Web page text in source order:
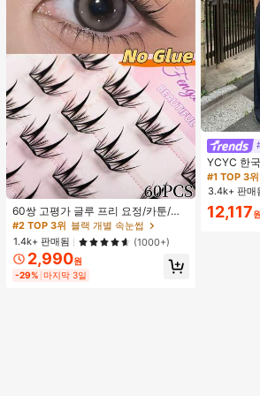
60쌍 고평가 글루 프리 요정/카툰/한
국 스타일 속눈썹, 글루 필요 없는 인
조 속눈썹, C컬, 자연스럽게 확대되고
매력적인 눈, 초보자 친화적, 재사용
가능, DIY 속눈썹 연장, 한국 속눈썹,
적용하기 쉬움, 고성능 속눈썹, 가볍고
#2 TOP 3위 블랙 개별 속눈썹
1.4k+ 판매됨
(1000+)
2,990원
-29% 마지막 3일
YCYC 한
밴드 얇은
포츠 팬츠
#1 TOP 3위
거의 매
#1 TOP 3위
거의 매
#1 TOP 3위
거의 매
#1 TOP 3위
거의 매진!
3.4k+ 판매
12,117원